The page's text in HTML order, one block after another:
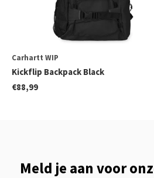
Carhartt WIP
Kickflip Backpack Black
€88,99
Meld je aan voor